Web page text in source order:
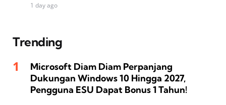
1 day ago
Trending
Microsoft Diam Diam Perpanjang
Dukungan Windows 10 Hingga 2027,
Pengguna ESU Dapat Bonus 1 Tahun!